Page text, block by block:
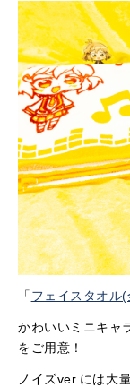
「 フェイスタオル
かわいいミニキャ
をご用意！
ノイズver.には大